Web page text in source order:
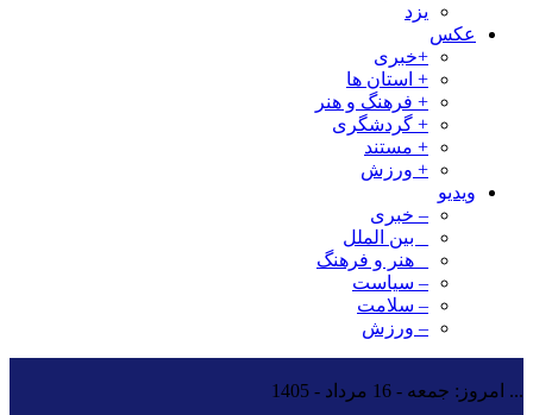
یزد
عکس
+خبری
+ استان ها
+ فرهنگ و هنر
+ گردشگری
+ مستند
+ ورزش
ویدیو
– خبری
_ بین الملل
_ هنر و فرهنگ
– سیاست
– سلامت
– ورزش
... امروز: جمعه - 16 مرداد - 1405